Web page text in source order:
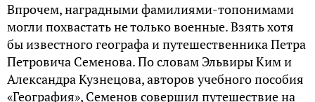
Впрочем, наградными фамилиями-топонимами
могли похвастать не только военные. Взять хотя
бы известного географа и путешественника Петра
Петровича Семенова. По словам Эльвиры Ким и
Александра Кузнецова, авторов учебного пособия
«География», Семенов совершил путешествие на